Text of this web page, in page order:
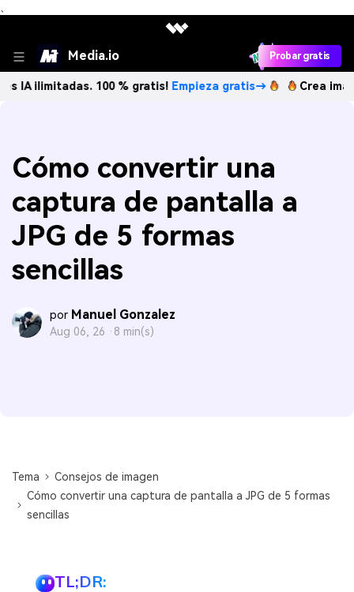
、
Media.io Probar gratis
100 % gratis!Empieza gratis→ Crea imágenes IA
Cómo convertir una
captura de pantalla a
JPG de 5 formas
sencillas
por Manuel Gonzalez
Aug 06, 26 · 8 min(s)
Tema
Consejos de imagen
Cómo convertir una captura de pantalla a JPG de 5 formas
sencillas
TL;DR: